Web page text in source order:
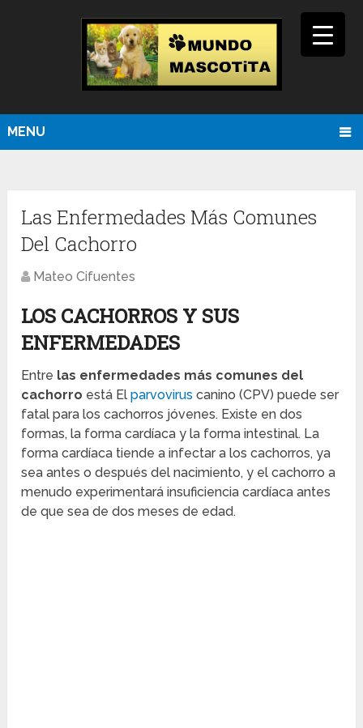
MENU
Las Enfermedades Más Comunes
Del Cachorro
Mateo Cifuentes
LOS CACHORROS Y SUS
ENFERMEDADES
Entre las enfermedades más comunes del
cachorro está Elparvovirus canino (CPV) puede ser
fatal para los cachorros jóvenes. Existe en dos
formas, la forma cardíaca y la forma intestinal. La
forma cardíaca tiende a infectar a los cachorros, ya
sea antes o después del nacimiento, y el cachorro a
menudo experimentará insuficiencia cardíaca antes
de que sea de dos meses de edad.